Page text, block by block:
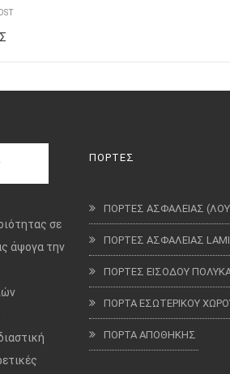
σε
άψογα την
ΠΟΡΤΕΣ
ΠΟΡΤΕΣ ΑΣΦΑΛΕΙΑΣ
ΠΟΡΤΕΣ ΑΣΦΑΛΕΙΑΣ
ΠΟΡΤΕΣ ΕΙΣΟΔΟΥ
ΠΟΡΤΑ ΕΣΩΤΕΡΙΚΟΥ
ΠΟΡΤΑ ΑΠΟΘΗΚΗΣ